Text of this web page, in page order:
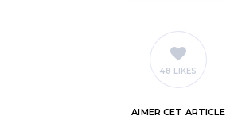
48 LIKES
AIMER CET ARTICLE